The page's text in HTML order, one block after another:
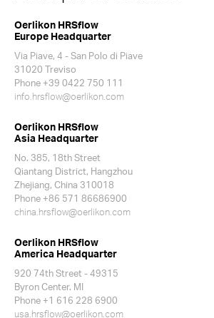
Oerlikon HRSflow
Europe Headquarter
Via Piave, 4 - San Polo di Piave
31020 Treviso
Phone +39 0422 750 111
info.hrsflow@oerlikon.com
Oerlikon HRSflow
Asia Headquarter
No. 385, 18th Street
Qiantang District, Hangzhou
Zhejiang, China 310018
Phone +86 571 86686900
china.hrsflow@oerlikon.com
Oerlikon HRSflow
America Headquarter
920 74th Street - 49315
Byron Center. MI
Phone +1 616 228 6900
usa.hrsflow@oerlikon.com